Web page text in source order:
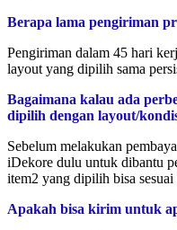
Berapa lama pengiriman
Pengiriman dalam 45 hari
layout yang dipilih sama
Bagaimana kalau ada
dipilih dengan layout/
Sebelum melakukan
iDekore dulu untuk dibantu
item2 yang dipilih bisa
Apakah bisa kirim untuk